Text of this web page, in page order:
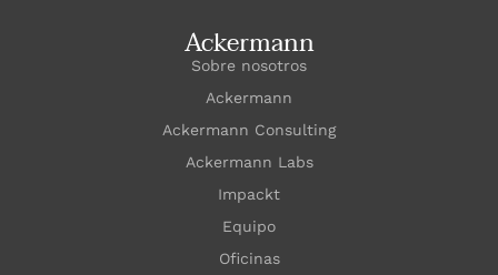
Ackermann
Sobre nosotros
Ackermann
Ackermann Consulting
Ackermann Labs
Impackt
Equipo
Oficinas